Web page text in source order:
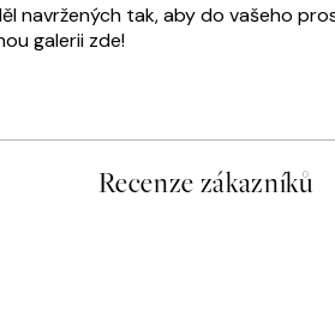
navržených tak, aby do vašeho
galerii zde!
Recenze zákazníků